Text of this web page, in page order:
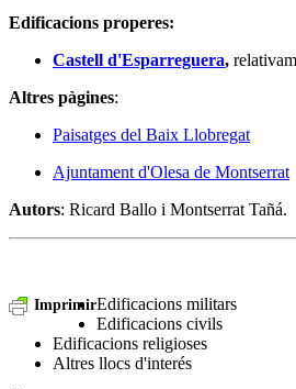
Edificacions properes:
Castell d'Esparreguera,
Altres pàgines:
Paisatges del Baix Llobregat
Ajuntament d'Olesa de Montserrat
Autors: Ricard Ballo i Montserrat Tañá.
ImprimirEdificacions militars
Edificacions civils
Edificacions religioses
Altres llocs d'interés